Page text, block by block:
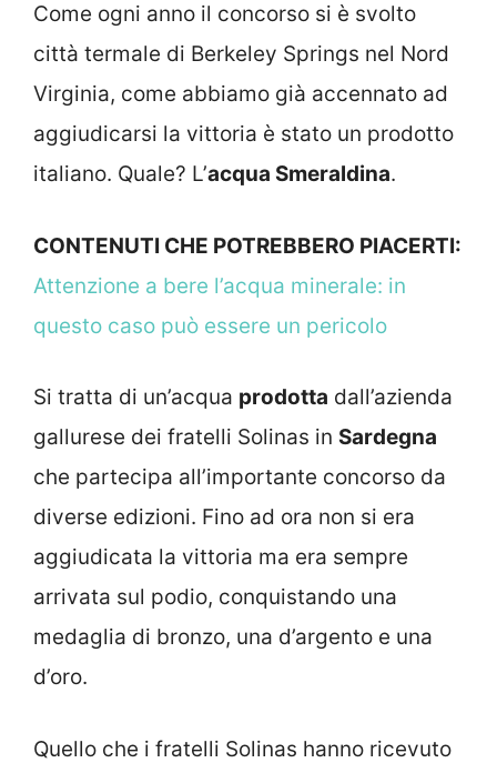
Come ogni anno il concorso si è svolto
città termale di Berkeley Springs nel Nord
Virginia, come abbiamo già accennato ad
aggiudicarsi la vittoria è stato un prodotto
italiano. Quale? L’acqua Smeraldina.
CONTENUTI CHE POTREBBERO PIACERTI:
Attenzione a bere l’acqua minerale: in
questo caso può essere un pericolo
Si tratta di un’acqua prodotta dall’azienda
gallurese dei fratelli Solinas in Sardegna
che partecipa all’importante concorso da
diverse edizioni. Fino ad ora non si era
aggiudicata la vittoria ma era sempre
arrivata sul podio, conquistando una
medaglia di bronzo, una d’argento e una
d’oro.
Quello che i fratelli Solinas hanno ricevuto